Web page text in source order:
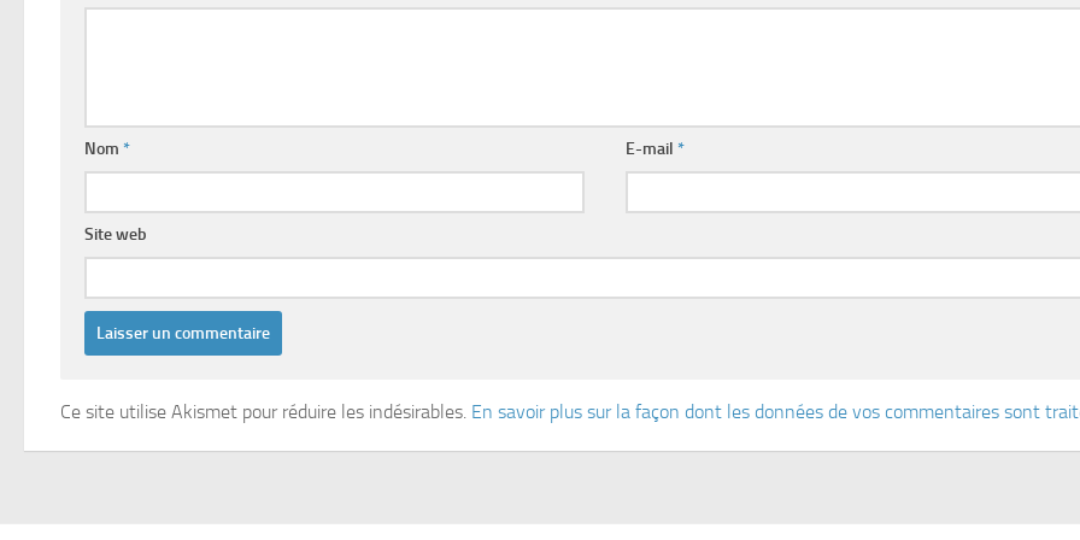
Nom * E-mail*
Site web
Ce site utilise Akismet pour réduire les indésirables. En savoir plus sur la façon dont les données de vos commentaires sont